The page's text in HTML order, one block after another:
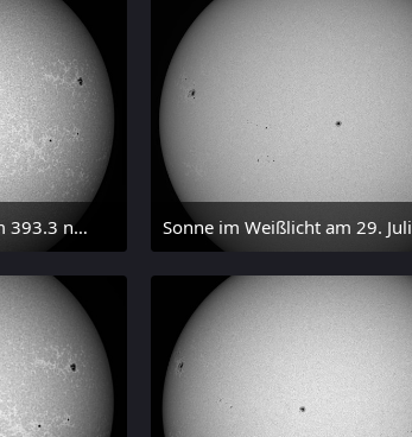
Sonne im UV-Bereich ( um 393.3 nm, CaK, +/- 1.5 nm) am 29. Juli 2026 um 17:59 MESZ
31. Juli 2026 um 20:03